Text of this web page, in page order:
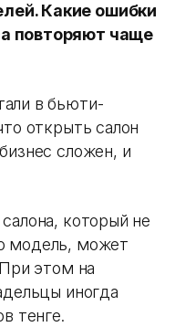
Какие ошибки
повторяют чаще
в бьюти-
открыть салон
сложен, и
который не
модель, может
этом на
иногда
тенге.